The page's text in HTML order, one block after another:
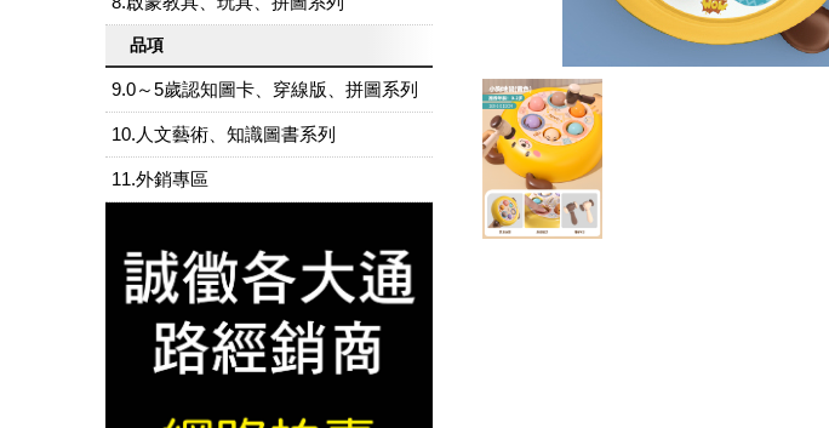
品項
9.0～5歲認知圖卡、穿線版、拼圖系列
10.人文藝術、知識圖書系列
11.外銷專區